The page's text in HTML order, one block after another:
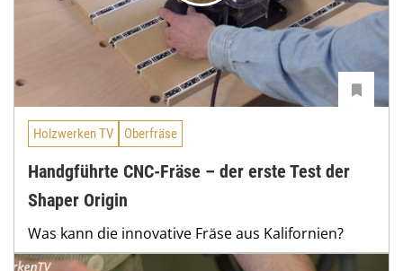
Holzwerken TV Oberfräse
Handgführte CNC-Fräse – der erste Test der
Shaper Origin
Was kann die innovative Fräse aus Kalifornien?